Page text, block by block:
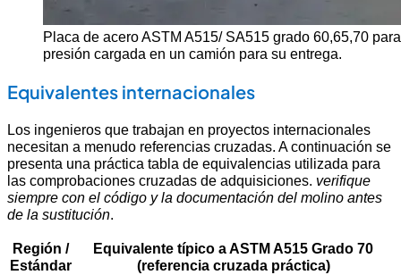
Placa de acero ASTM A515/ SA515 grado 60,65,70
presión cargada en un camión para su entrega.
Equivalentes internacionales
Los ingenieros que trabajan en proyectos internacionales
necesitan a menudo referencias cruzadas. A continuación se
presenta una práctica tabla de equivalencias utilizada para
las comprobaciones cruzadas de adquisiciones. verifique
siempre con el código y la documentación del molino antes
de la sustitución.
Región /
Estándar
Equivalente típico a ASTM A515 Grado 70
(referencia cruzada práctica)